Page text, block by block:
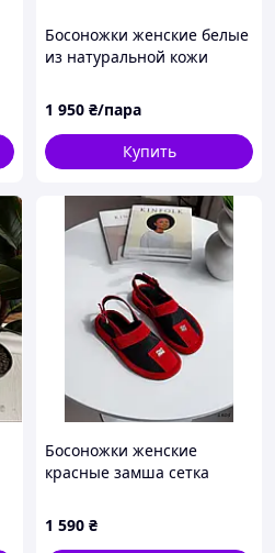
Босоножки женские белые
из натуральной кожи
1 950 ₴/пара
Купить
Босоножки женские
красные замша сетка
1 590 ₴